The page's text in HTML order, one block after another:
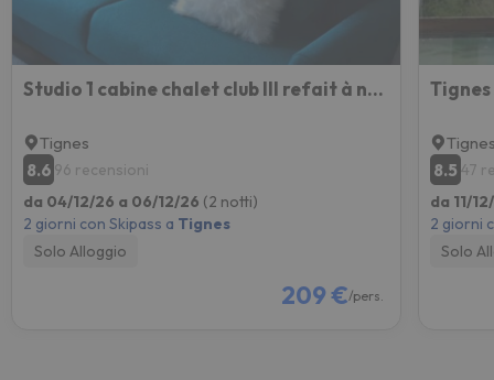
Studio 1 cabine chalet club III refait à neuf
Tignes
8.6 96 recensioni
da 04/12/26 a 06/12/26 (2 notti)
2 giorni con Skipass a Tignes
Solo Alloggio
209 €/pers.
8.5 47
da 11/
2 giorni
Solo